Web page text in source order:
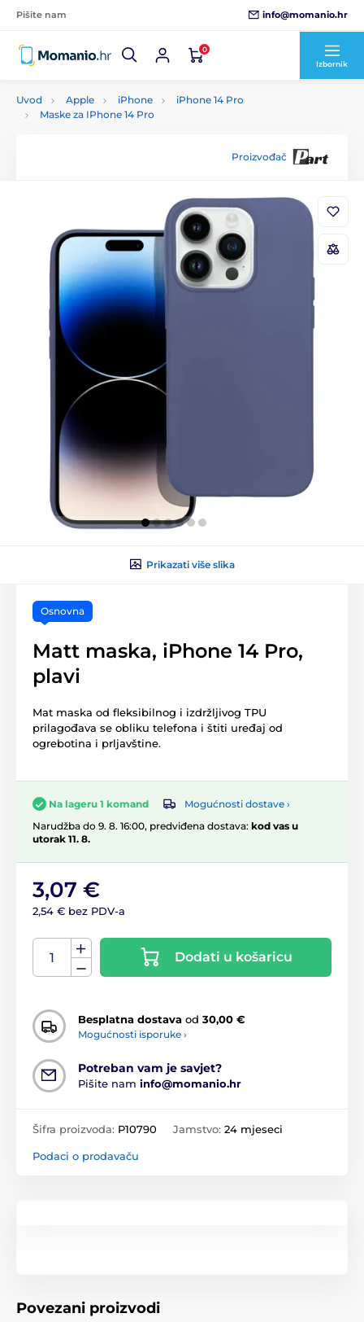
Pišite nam info@momanio.hr
0
Izbornik
Uvod Apple iPhone
iPhone 14 Pro
Maske za IPhone 14 Pro
Proizvođač
Prikazati više slika
Osnovna
Matt maska, iPhone 14 Pro,
plavi
Mat maska od fleksibilnog i izdržljivog TPU
prilagođava se obliku telefona i štiti uređaj od
ogrebotina i prljavštine.
Na lageru 1 komand
Mogućnosti dostave ›
Narudžba do 9. 8. 16:00, predviđena dostava: kod vas u
utorak 11. 8.
3,07 €
2,54 € bez PDV-a
Dodati u košaricu
Besplatna dostava od 30,00 €
Mogućnosti isporuke ›
Potreban vam je savjet?
Pišite nam info@momanio.hr
Šifra proizvoda: P10790 Jamstvo: 24 mjeseci
Podaci o prodavaču
Povezani proizvodi